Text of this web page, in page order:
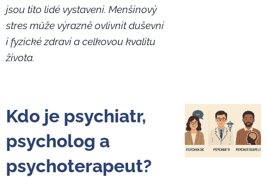
jsou tito lidé vystaveni. Menšinový
stres může výrazně ovlivnit duševní
i fyzické zdraví a celkovou kvalitu
života.
Kdo je psychiatr,
psycholog a
psychoterapeut?